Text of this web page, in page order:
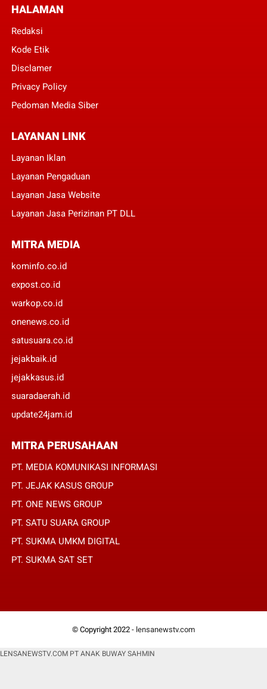
HALAMAN
Redaksi
Kode Etik
Disclamer
Privacy Policy
Pedoman Media Siber
LAYANAN LINK
Layanan Iklan
Layanan Pengaduan
Layanan Jasa Website
Layanan Jasa Perizinan PT DLL
MITRA MEDIA
kominfo.co.id
expost.co.id
warkop.co.id
onenews.co.id
satusuara.co.id
jejakbaik.id
jejakkasus.id
suaradaerah.id
update24jam.id
MITRA PERUSAHAAN
PT. MEDIA KOMUNIKASI INFORMASI
PT. JEJAK KASUS GROUP
PT. ONE NEWS GROUP
PT. SATU SUARA GROUP
PT. SUKMA UMKM DIGITAL
PT. SUKMA SAT SET
© Copyright 2022 - lensanewstv.com
LENSANEWSTV.COM PT ANAK BUWAY SAHMIN